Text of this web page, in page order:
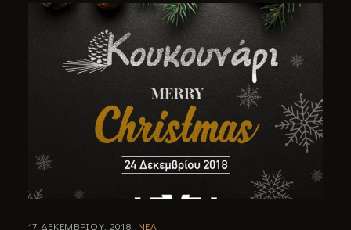
17 ΔΕΚΕΜΒΡΙΟΥ, 2018 ΝΕΑ